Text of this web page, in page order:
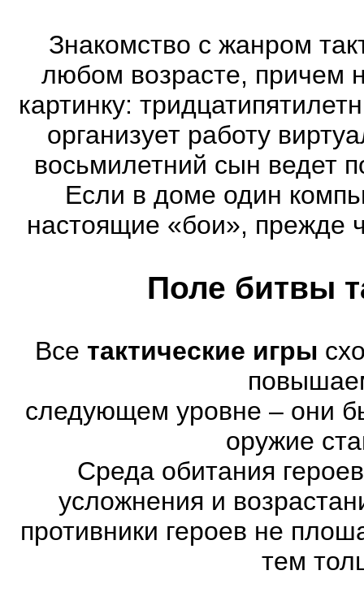
Знакомство с жанром
любом возрасте, причем
картинку:
организует работу
восьмилетний сын ведет
Если в доме один
настоящие «бои», прежде
Поле битвы
Все тактические игры
следующем уровне – они
оружие
Среда обитания
усложнения и
противники героев не
тем